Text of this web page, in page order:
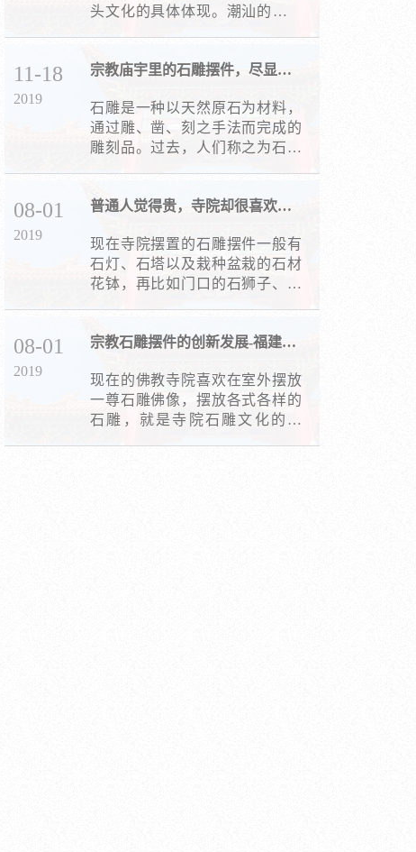
头文化的具体体现。潮汕的祠堂
11-18
2019
宗教庙宇里的石雕摆件，尽显石雕艺术风采
石雕是一种以天然原石为材料，
通过雕、凿、刻之手法而完成的
雕刻品。过去，人们称之为石雕
社会已经将其工业化，但还是有
存在并不断更新着，更多的则是
以一种石雕产品的形式，走进人
们的…
08-01
2019
普通人觉得贵，寺院却很喜欢的石雕摆件
现在寺院摆置的石雕摆件一般有
石灯、石塔以及栽种盆栽的石材
花钵，再比如门口的石狮子、石
这些都是为了让百年甚至千年以
作出的贡献。
08-01
2019
宗教石雕摆件的创新发展-福建石雕厂
现在的佛教寺院喜欢在室外摆放
一尊石雕佛像，摆放各式各样的
石雕，就是寺院石雕文化的体